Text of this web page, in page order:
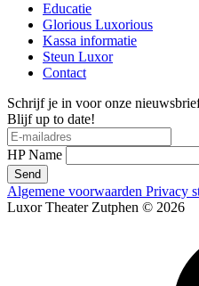
Educatie
Glorious Luxorious
Kassa informatie
Steun Luxor
Contact
Schrijf je in voor onze
Blijf up to date!
HP Name
Send
Algemene voorwaarden Privacy
Luxor Theater Zutphen © 2026